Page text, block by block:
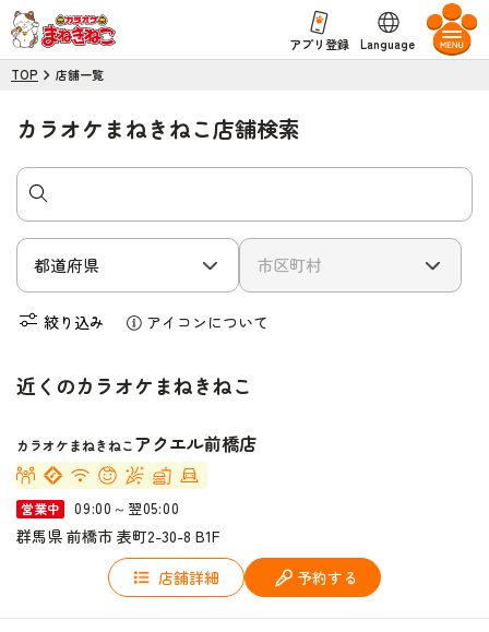
アプリ登録
Language
TOP
店舗一覧
カラオケまねきねこ店舗検索
絞り込み アイコンについて
近くのカラオケまねきねこ
カラオケまねきねこアクエル前橋店
営業中 09:00～翌05:00
群馬県 前橋市 表町2-30-8 B1F
店舗詳細
予約する